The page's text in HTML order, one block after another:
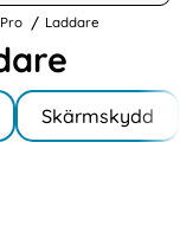
Laddare
Skärmskydd